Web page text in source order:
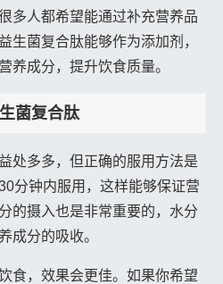
多人都希望能通过补充营养品
生菌复合肽能够作为添加剂，
养成分，提升饮食质量。
菌复合肽
处多多，但正确的服用方法是
分钟内服用，这样能够保证营
的摄入也是非常重要的，水分
成分的吸收。
食，效果会更佳。如果你希望